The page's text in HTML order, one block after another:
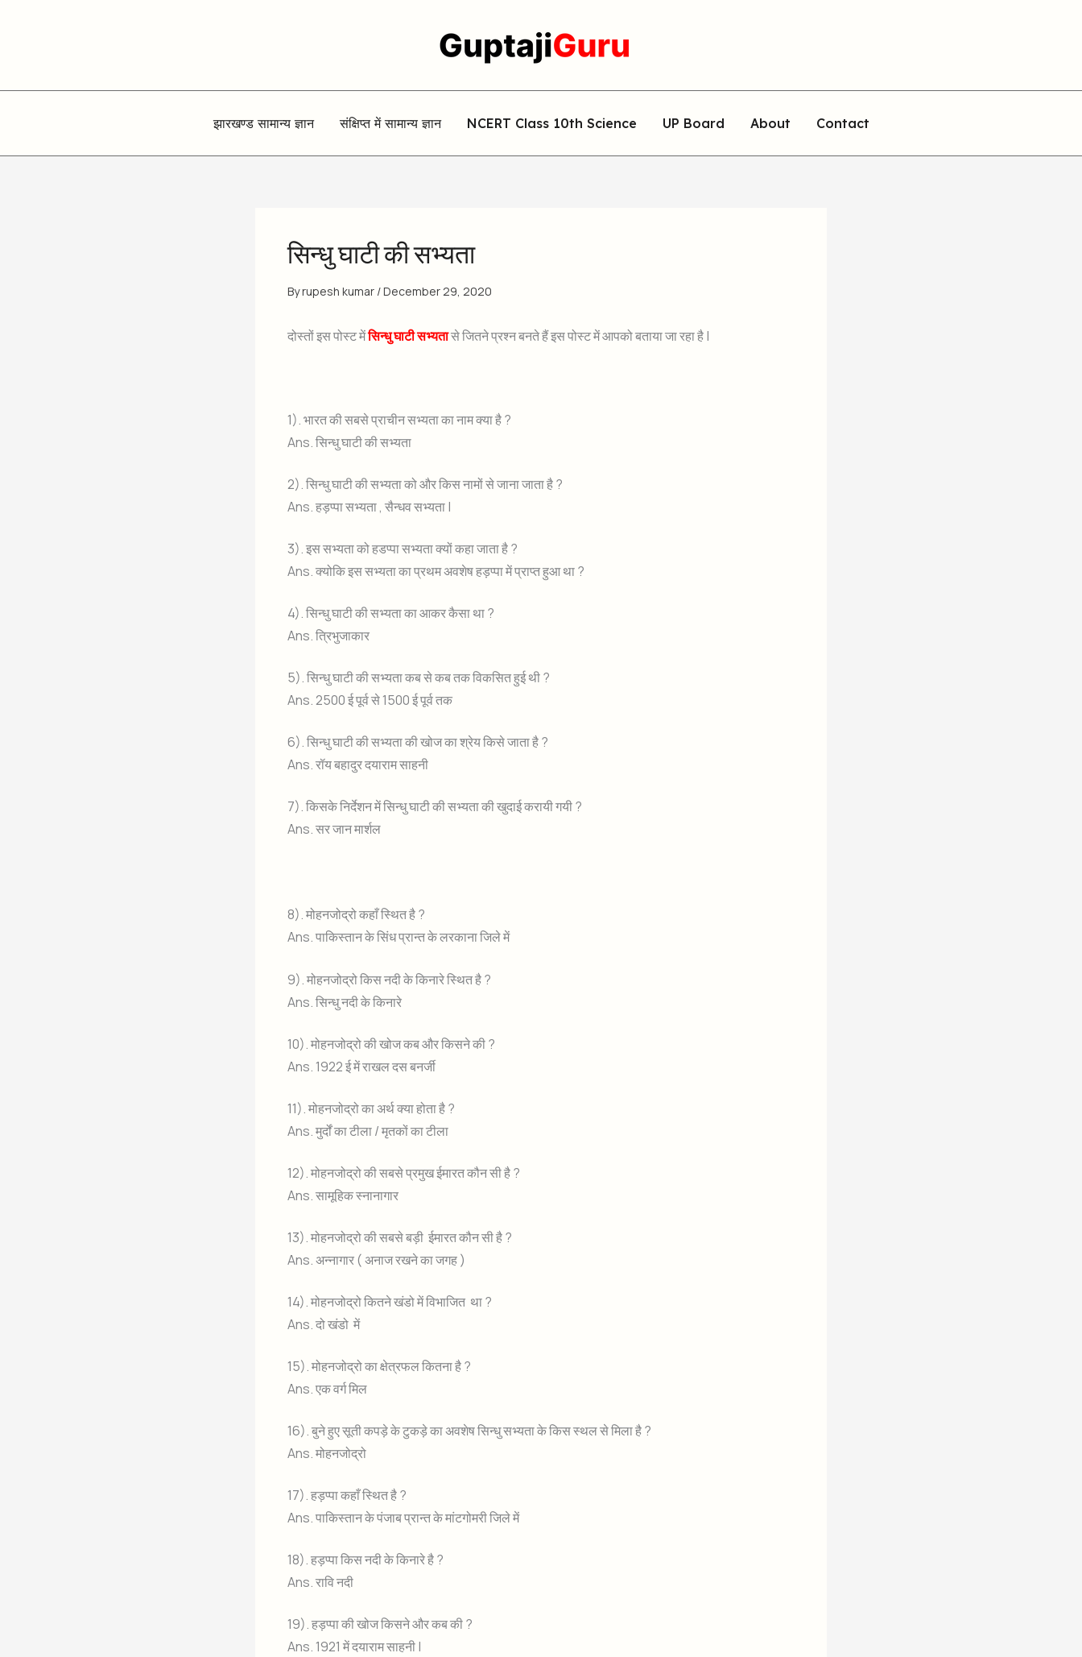
झारखण्ड सामान्य ज्ञान संक्षिप्त में सामान्य ज्ञान NCERT Class 10th Science UP Board About Contact
सिन्धु घाटी की सभ्यता
Byrupesh kumar /December 29, 2020
दोस्तों इस पोस्ट मेंसिन्धु घाटी सभ्यतासे जितने प्रश्न बनते हैं इस पोस्ट में आपको बताया जा रहा है |
1). भारत की सबसे प्राचीन सभ्यता का नाम क्या है ?
Ans. सिन्धु घाटी की सभ्यता
2). सिन्धु घाटी की सभ्यता को और किस नामों से जाना जाता है ?
Ans. हड़प्पा सभ्यता , सैन्धव सभ्यता |
3). इस सभ्यता को हडप्पा सभ्यता क्यों कहा जाता है ?
Ans. क्योकि इस सभ्यता का प्रथम अवशेष हड़प्पा में प्राप्त हुआ था ?
4). सिन्धु घाटी की सभ्यता का आकर कैसा था ?
Ans. त्रिभुजाकार
5). सिन्धु घाटी की सभ्यता कब से कब तक विकसित हुई थी ?
Ans. 2500 ई पूर्व से 1500 ई पूर्व तक
6). सिन्धु घाटी की सभ्यता की खोज का श्रेय किसे जाता है ?
Ans. रॉय बहादुर दयाराम साहनी
7). किसके निर्देशन में सिन्धु घाटी की सभ्यता की खुदाई करायी गयी ?
Ans. सर जान मार्शल
8). मोहनजोद्रो कहाँ स्थित है ?
Ans. पाकिस्तान के सिंध प्रान्त के लरकाना जिले में
9). मोहनजोद्रो किस नदी के किनारे स्थित है ?
Ans. सिन्धु नदी के किनारे
10). मोहनजोद्रो की खोज कब और किसने की ?
Ans. 1922 ई में राखल दस बनर्जी
11). मोहनजोद्रो का अर्थ क्या होता है ?
Ans. मुर्दों का टीला / मृतकों का टीला
12). मोहनजोद्रो की सबसे प्रमुख ईमारत कौन सी है ?
Ans. सामूहिक स्नानागार
13). मोहनजोद्रो की सबसे बड़ी ईमारत कौन सी है ?
Ans. अन्नागार ( अनाज रखने का जगह )
14). मोहनजोद्रो कितने खंडो में विभाजित था ?
Ans. दो खंडो में
15). मोहनजोद्रो का क्षेत्रफल कितना है ?
Ans. एक वर्ग मिल
16). बुने हुए सूती कपड़े के टुकड़े का अवशेष सिन्धु सभ्यता के किस स्थल से मिला है ?
Ans. मोहनजोद्रो
17). हड़प्पा कहाँ स्थित है ?
Ans. पाकिस्तान के पंजाब प्रान्त के मांटगोमरी जिले में
18). हड़प्पा किस नदी के किनारे है ?
Ans. रावि नदी
19). हड़प्पा की खोज किसने और कब की ?
Ans. 1921 में दयाराम साहनी |